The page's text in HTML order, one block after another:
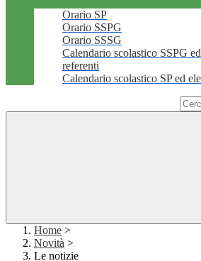
Orario SP
Orario SSPG
Orario SSSG
Calendario scolastico SSPG
referenti
Calendario scolastico SP ed
Home >
Novità >
Le notizie